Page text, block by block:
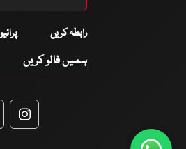
رابطہ کریں
ہمیں فالو کریں
Facebook